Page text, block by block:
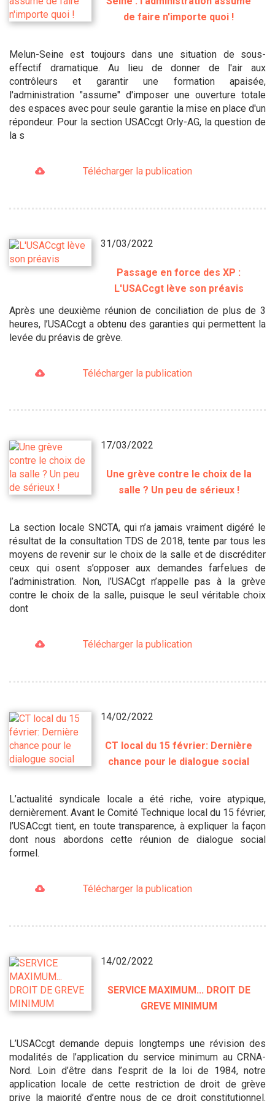
de faire n'importe quoi !
Melun-Seine est toujours dans une situation de sous-
effectif dramatique. Au lieu de donner de l'air aux
contrôleurs et garantir une formation apaisée,
l'administration "assume" d'imposer une ouverture totale
des espaces avec pour seule garantie la mise en place d'un
répondeur. Pour la section USACcgt Orly-AG, la question de
la s
Télécharger la publication
31/03/2022
Passage en force des XP :
L'USACcgt lève son préavis
Après une deuxième réunion de conciliation de plus de 3
heures, l’USACcgt a obtenu des garanties qui permettent la
levée du préavis de grève.
Télécharger la publication
17/03/2022
Une grève contre le choix de la
salle ? Un peu de sérieux !
La section locale SNCTA, qui n’a jamais vraiment digéré le
résultat de la consultation TDS de 2018, tente par tous les
moyens de revenir sur le choix de la salle et de discréditer
ceux qui osent s’opposer aux demandes farfelues de
l’administration. Non, l’USACgt n’appelle pas à la grève
contre le choix de la salle, puisque le seul véritable choix
dont
Télécharger la publication
14/02/2022
CT local du 15 février: Dernière
chance pour le dialogue social
L’actualité syndicale locale a été riche, voire atypique,
dernièrement. Avant le Comité Technique local du 15 février,
l’USACcgt tient, en toute transparence, à expliquer la façon
dont nous abordons cette réunion de dialogue social
formel.
Télécharger la publication
14/02/2022
SERVICE MAXIMUM... DROIT DE
GREVE MINIMUM
L’USACcgt demande depuis longtemps une révision des
modalités de l’application du service minimum au CRNA-
Nord. Loin d’être dans l’esprit de la loi de 1984, notre
application locale de cette restriction de droit de grève
prive la majorité d’entre nous de ce droit constitutionnel.